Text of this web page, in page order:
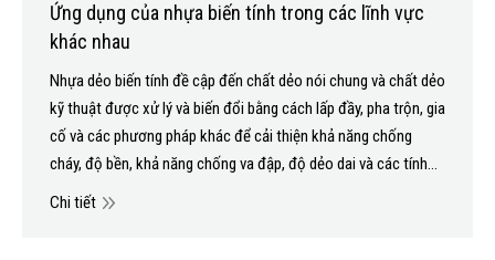
10
2020
Ứng dụng của nhựa biến tính trong các lĩnh vực
khác nhau
Nhựa dẻo biến tính đề cập đến chất dẻo nói chung và chất dẻo
kỹ thuật được xử lý và biến đổi bằng cách lấp đầy, pha trộn, gia
cố và các phương pháp khác để cải thiện khả năng chống
cháy, độ bền, khả năng chống va đập, độ dẻo dai và các tính…
Chi tiết